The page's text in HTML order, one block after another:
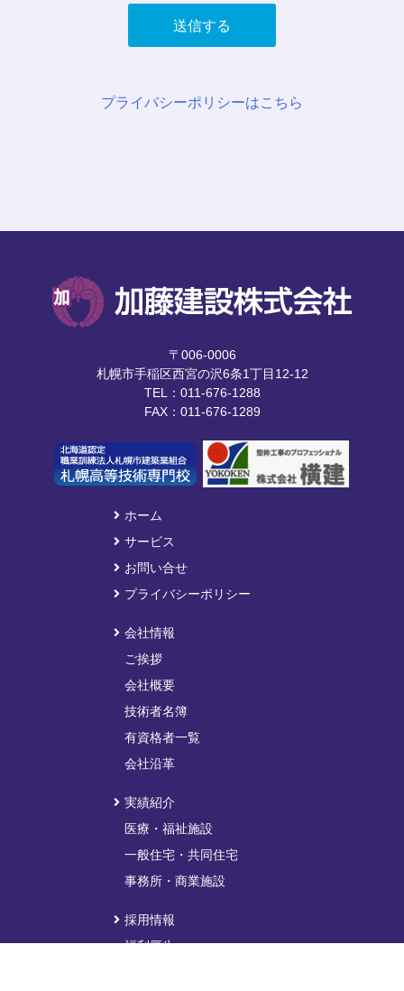
プライバシーポリシーはこちら
〒006-0006
札幌市手稲区西宮の沢6条1丁目12-12
TEL：011-676-1288
FAX：011-676-1289
ホーム
サービス
お問い合せ
プライバシーポリシー
会社情報
ご挨拶
会社概要
技術者名簿
有資格者一覧
会社沿革
実績紹介
医療・福祉施設
一般住宅・共同住宅
事務所・商業施設
採用情報
福利厚生